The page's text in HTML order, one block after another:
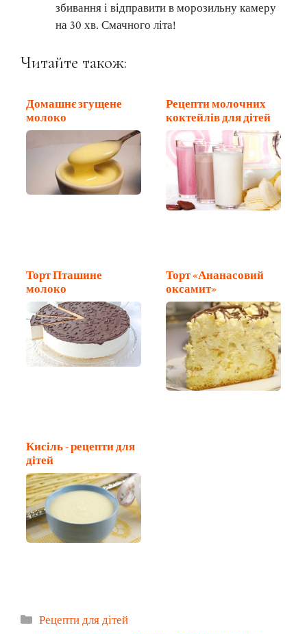
збивання і відправити в морозильну камеру
на 30 хв. Смачного літа!
Читайте також:
Домашнє згущене
молоко
Рецепти молочних
коктейлів для дітей
Торт Пташине
молоко
Торт «Ананасовий
оксамит»
Кисіль - рецепти для
дітей
Категорії
Рецепти для дітей